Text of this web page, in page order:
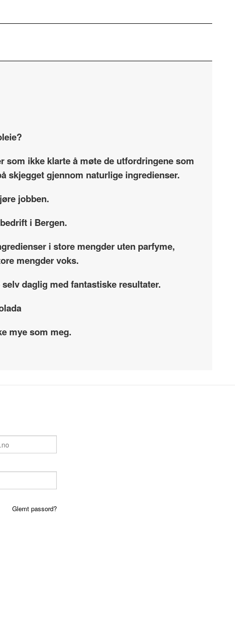
som ikke klarte å møte de utfordringene som
skjegget gjennom naturlige ingredienser.
jobben.
i Bergen.
i store mengder uten parfyme,
mengder voks.
daglig med fantastiske resultater.
mye som meg.
Glemt passord?